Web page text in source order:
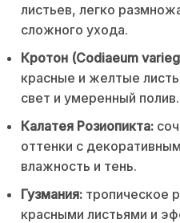
листьев, легко
сложного ухода.
Кротон (Codiaeum
красные и желтые
свет и умеренный полив.
Калатея Розиопикта:
оттенки с
влажность и тень.
Гузмания: тропическое
красными листьями и